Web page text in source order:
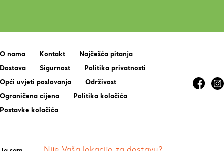
O nama Kontakt
Najčešća pitanja
Dostava
Sigurnost
Politika privatnosti
Opći uvjeti poslovanja
Održivost
Ograničena cijena
Politika kolačića
Postavke kolačića